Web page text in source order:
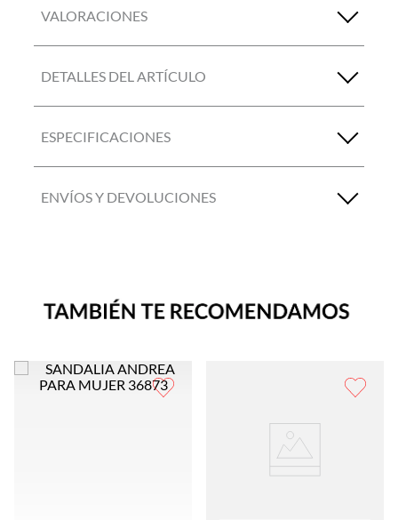
VALORACIONES
DETALLES DEL ARTÍCULO
ESPECIFICACIONES
ENVÍOS Y DEVOLUCIONES